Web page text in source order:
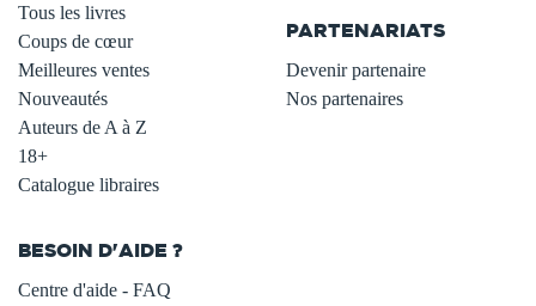
Tous les livres
Coups de cœur
Meilleures ventes
Nouveautés
Auteurs de A à Z
18+
Catalogue libraires
PARTENARIATS
Devenir partenaire
Nos partenaires
BESOIN D'AIDE ?
Centre d'aide - FAQ